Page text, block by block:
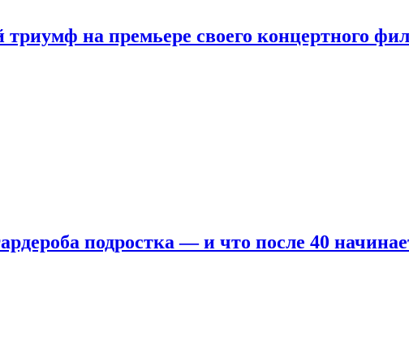
на премьере своего концертного
подростка — и что после 40